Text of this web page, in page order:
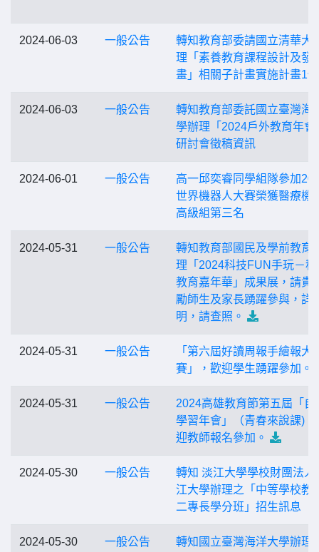
2024-06-03 一般公告
轉知教育部委請國立清華大
理「素養教育課程設計及發
畫」相關子計畫實施計畫1份
2024-06-03 一般公告
轉知教育部委託國立臺灣海
學辦理「2024戶外教育年會
研討會徵稿資訊
2024-06-01 一般公告
高一邱奕睿同學組隊參加
世界機器人大賽榮獲醫療機
高級組第三名
2024-05-31 一般公告
轉知教育部國民及學前教育
理「2024科技FUN手玩－科
教育嘉年華」成果展，請貴
勵師生及家長踴躍參與，詳
明，請查照。
2024-05-31 一般公告
「第六屆好讀周報手繪報大
賽」，歡迎學生踴躍參加。
2024-05-31 一般公告
2024高雄教育節第五屆「自
學習年會」（青春來說課)，
迎教師報名參加。
2024-05-30 一般公告
轉知 淡江大學學校財團法人
江大學辦理之「中等學校教
二專長學分班」招生訊息
2024-05-30 一般公告
轉知國立臺灣海洋大學辦理